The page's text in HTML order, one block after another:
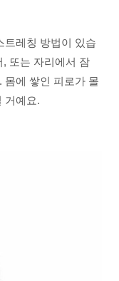
트레칭 방법이 있습
, 또는 자리에서 잠
몸에 쌓인 피로가 몰
거예요.